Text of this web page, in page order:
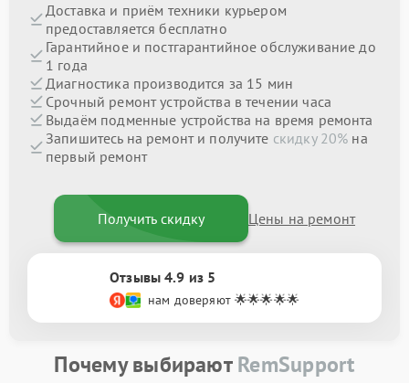
Доставка и приём техники курьером
предоставляется бесплатно
Гарантийное и постгарантийное обслуживание до
1 года
Диагностика производится за 15 мин
Срочный ремонт устройства в течении часа
Выдаём подменные устройства на время ремонта
Запишитесь на ремонт и получите скидку 20% на
первый ремонт
Получить скидку Цены на ремонт
Отзывы 4.9 из 5
нам доверяют 🌟🌟🌟🌟🌟
Почему выбираютRemSupport